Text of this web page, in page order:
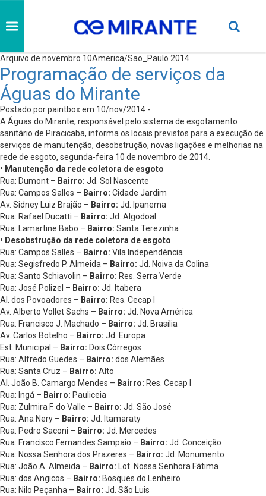
Arquivo de novembro 10America/Sao_Paulo 2014
Programação de serviços da
Águas do Mirante
Postado por paintbox em 10/nov/2014 -
A Águas do Mirante, responsável pelo sistema de esgotamento
sanitário de Piracicaba, informa os locais previstos para a execução de
serviços de manutenção, desobstrução, novas ligações e melhorias na
rede de esgoto, segunda-feira 10 de novembro de 2014.
• Manutenção da rede coletora de esgoto
Rua: Dumont – Bairro: Jd. Sol Nascente
Rua: Campos Salles – Bairro: Cidade Jardim
Av. Sidney Luiz Brajão – Bairro: Jd. Ipanema
Rua: Rafael Ducatti – Bairro: Jd. Algodoal
Rua: Lamartine Babo – Bairro: Santa Terezinha
• Desobstrução da rede coletora de esgoto
Rua: Campos Salles – Bairro: Vila Independência
Rua: Segisfredo P. Almeida – Bairro: Jd. Noiva da Colina
Rua: Santo Schiavolin – Bairro: Res. Serra Verde
Rua: José Polizel – Bairro: Jd. Itabera
Al. dos Povoadores – Bairro: Res. Cecap I
Av. Alberto Vollet Sachs – Bairro: Jd. Nova América
Rua: Francisco J. Machado – Bairro: Jd. Brasília
Av. Carlos Botelho – Bairro: Jd. Europa
Est. Municipal – Bairro: Dois Córregos
Rua: Alfredo Guedes – Bairro: dos Alemães
Rua: Santa Cruz – Bairro: Alto
Al. João B. Camargo Mendes – Bairro: Res. Cecap I
Rua: Ingá – Bairro: Pauliceia
Rua: Zulmira F. do Valle – Bairro: Jd. São José
Rua: Ana Nery – Bairro: Jd. Itamaraty
Rua: Pedro Saconi – Bairro: Jd. Mercedes
Rua: Francisco Fernandes Sampaio – Bairro: Jd. Conceição
Rua: Nossa Senhora dos Prazeres – Bairro: Jd. Monumento
Rua: João A. Almeida – Bairro: Lot. Nossa Senhora Fátima
Rua: dos Angicos – Bairro: Bosques do Lenheiro
Rua: Nilo Peçanha – Bairro: Jd. São Luis